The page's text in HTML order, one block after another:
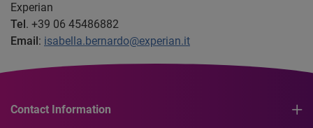
Experian
Tel. +39 06 45486882
Email: isabella.bernardo@experian.it
Contact Information